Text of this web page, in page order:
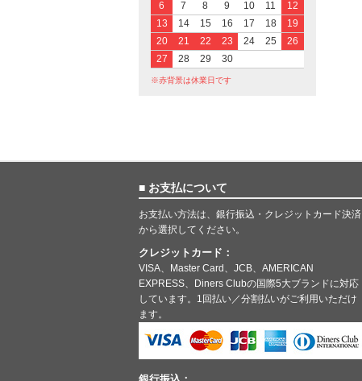
6
7 8 9 10 11
12
13
14 15 16 17 18
19
20
21 22 23 24 25
26
27
28 29 30
※赤背景は休業日です
■ お支払について
お支払い方法は、銀行振込・クレジットカード決済
から選択してください。
クレジットカード：
VISA、Master Card、JCB、AMERICAN
EXPRESS、Diners Clubの国際5大ブランドに対応
しています。1回払い／分割払いがご利用いただけ
ます。